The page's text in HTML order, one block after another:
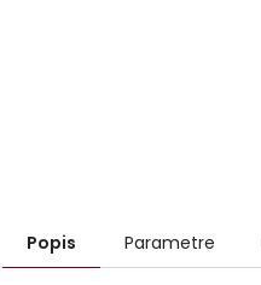
Popis Parametre